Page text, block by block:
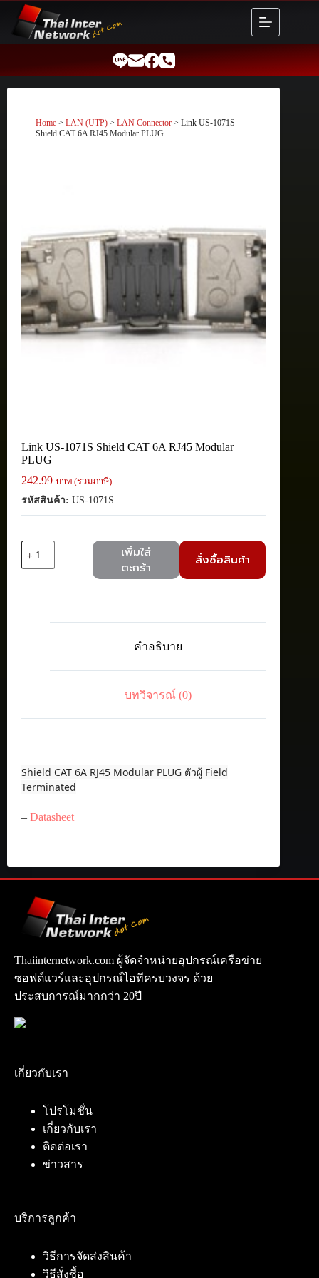
content
Home > LAN (UTP) > LAN Connector > Link US-1071S
Shield CAT 6A RJ45 Modular PLUG
Link US-1071S Shield CAT 6A RJ45 Modular
PLUG
242.99 บาท (รวมภาษี)
รหัสสินค้า: US-1071S
Link
เพิ่มใส่
ตะกร้า
สั่งซื้อสินค้า
คำอธิบาย
บทวิจารณ์ (0)
Shield CAT 6A RJ45 Modular PLUG ตัวผู้ Field
Terminated
– Datasheet
Thaiinternetwork.com ผู้จัดจำหน่ายอุปกรณ์เครือข่าย
ซอฟต์แวร์และอุปกรณ์ไอทีครบวงจร ด้วย
ประสบการณ์มากกว่า 20ปี
เกี่ยวกับเรา
โปรโมชั่น
เกี่ยวกับเรา
ติดต่อเรา
ข่าวสาร
บริการลูกค้า
วิธีการจัดส่งสินค้า
วิธีสั่งซื้อ